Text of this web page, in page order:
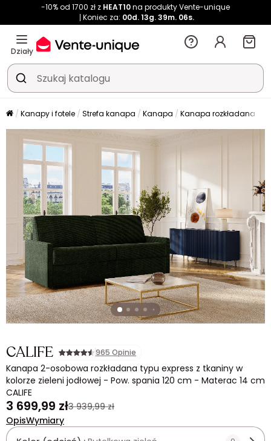
-10% od 1700 zł z HEAT10na produkty Vente-unique
Koniec za: 00d. 13g. 39m. 06s.
Działy
Kanapy i fotele Strefa kanapa Kanapa Kanapa rozkładana
CALIFE 965 Opinie
Kanapa 2-osobowa rozkładana typu express z tkaniny w
kolorze zieleni jodłowej - Pow. spania 120 cm - Materac 14 cm
CALIFE
3 699,99 zł3 939,99 zł
OpisWymiary